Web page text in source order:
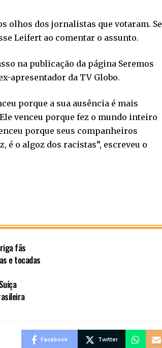
olhos dos jornalistas que votaram. Se
Leifert ao comentar o assunto.
na publicação da página Seremos
apresentador da TV Globo.
porque a sua ausência é mais
venceu porque fez o mundo inteiro
porque seus companheiros
é o algoz dos racistas”, escreveu o
fãs
e tocadas
Facebook Twitter